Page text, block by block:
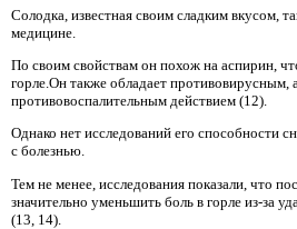
Солодка, известная своим сладким вкусом,
медицине.
По своим свойствам он похож на аспирин,
горле.Он также обладает противовирусным,
противовоспалительным действием (12).
Однако нет исследований его способности
с болезнью.
Тем не менее, исследования показали, что
значительно уменьшить боль в горле из-за
(13, 14).